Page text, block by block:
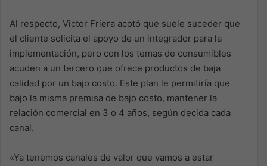
Al respecto, Victor Friera acotó que suele suceder que
el cliente solicita el apoyo de un integrador para la
implementación, pero con los temas de consumibles
acuden a un tercero que ofrece productos de baja
calidad por un bajo costo. Este plan le permitiría que
bajo la misma premisa de bajo costo, mantener la
relación comercial en 3 o 4 años, según decida cada
canal.
«Ya tenemos canales de valor que vamos a estar